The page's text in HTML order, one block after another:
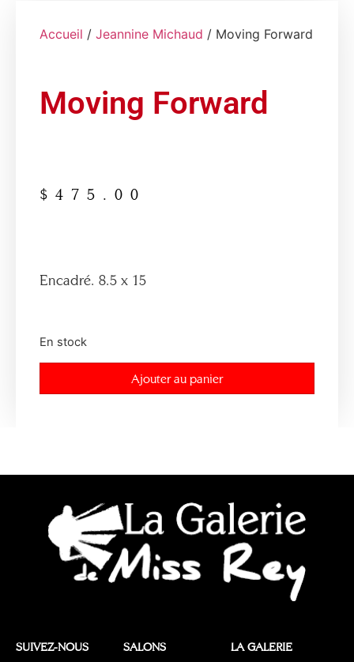
Accueil / Jeannine Michaud / Moving Forward
Moving Forward
$ 475.00
Encadré. 8.5 x 15
En stock
Ajouter au panier
SUIVEZ-NOUS SALONS LA GALERIE